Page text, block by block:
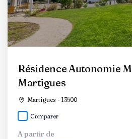
Résidence Autonomie
Martigues
Martigues - 13500
Comparer
A partir de